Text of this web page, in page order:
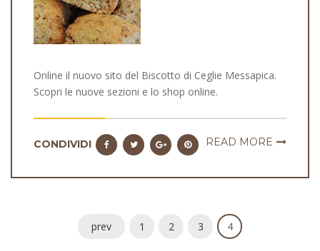
Online il nuovo sito del Biscotto di Ceglie Messapica.
Scopri le nuove sezioni e lo shop online.
CONDIVIDI READ MORE
prev 1 2 3 4